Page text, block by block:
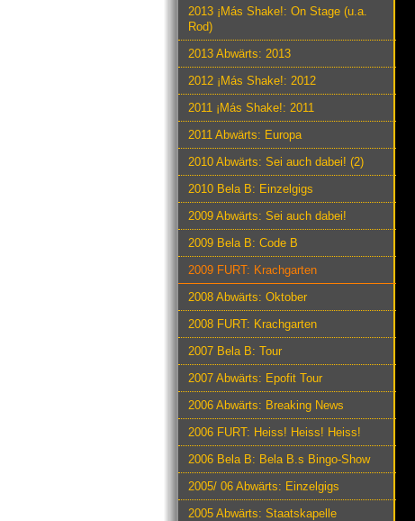
2013 ¡Más Shake!: On Stage (u.a.
Rod)
2013 Abwärts: 2013
2012 ¡Más Shake!: 2012
2011 ¡Más Shake!: 2011
2011 Abwärts: Europa
2010 Abwärts: Sei auch dabei! (2)
2010 Bela B: Einzelgigs
2009 Abwärts: Sei auch dabei!
2009 Bela B: Code B
2009 FURT: Krachgarten
2008 Abwärts: Oktober
2008 FURT: Krachgarten
2007 Bela B: Tour
2007 Abwärts: Epofit Tour
2006 Abwärts: Breaking News
2006 FURT: Heiss! Heiss! Heiss!
2006 Bela B: Bela B.s Bingo-Show
2005/ 06 Abwärts: Einzelgigs
2005 Abwärts: Staatskapelle